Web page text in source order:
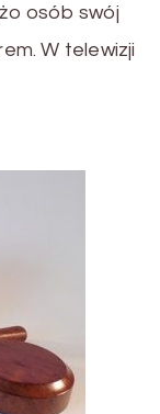
osób swój
W telewizji